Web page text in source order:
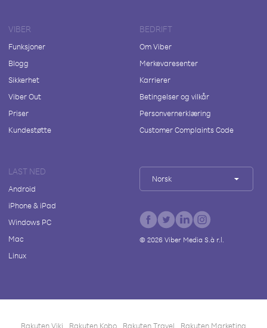
VIBER
Funksjoner
Blogg
Sikkerhet
Viber Out
Priser
Kundestøtte
BEDRIFT
Om Viber
Merkevaresenter
Karrierer
Betingelser og vilkår
Personvernerklæring
Customer Complaints Code
LAST NED
Android
iPhone & iPad
Windows PC
Mac
Linux
Norsk
© 2026Viber Media S.à r.l.
Rakuten Viki Rakuten Kobo Rakuten Travel Rakuten Marketing